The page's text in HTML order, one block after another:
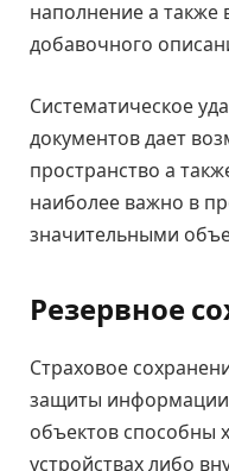
наполнение а также
добавочного
Систематическое
документов дает
пространство а
наиболее важно в
значительными
Резервное
Страховое
защиты информации
объектов способны
устройствах либо